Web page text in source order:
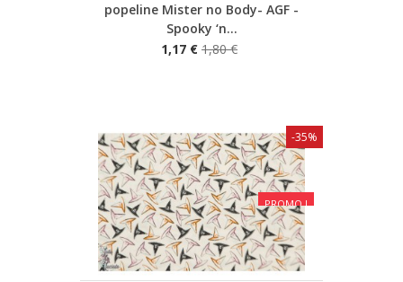
popeline Mister no Body- AGF -
Spooky ‘n...
1,17 € 1,80 €
PROMO !
-35%